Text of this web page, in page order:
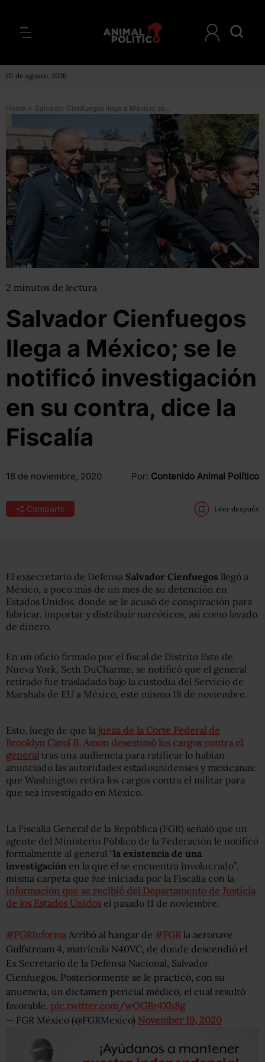
07 de agosto, 2026
Home > Salvador Cienfuegos llega a México; se le notificó investigación en su contra, dice la Fiscalía
2 minutos de lectura
Salvador Cienfuegos
llega a México; se le
notificó investigación
en su contra, dice la
Fiscalía
18 de noviembre, 2020 Por: Contenido Animal Político
Compartir Leer después
El exsecretario de Defensa Salvador Cienfuegos llegó a
México, a poco más de un mes de su detención en
Estados Unidos, donde se le acusó de conspiración para
fabricar, importar y distribuir narcóticos, así como lavado
de dinero.
En un oficio firmado por el fiscal de Distrito Este de
Nueva York, Seth DuCharme, se notificó que el general
retirado fue trasladado bajo la custodia del Servicio de
Marshals de EU a México, este mismo 18 de noviembre.
Esto, luego de que la jueza de la Corte Federal de
Brooklyn Carol B. Amon desestimó los cargos contra el
general tras una audiencia para ratificar lo habían
anunciado las autoridades estadounidenses y mexicanas:
que Washington retira los cargos contra el militar para
que sea investigado en México.
La Fiscalía General de la República (FGR) señaló que un
agente del Ministerio Público de la Federación le notificó
formalmente al general “la existencia de una
investigación en la que él se encuentra involucrado”,
misma carpeta que fue iniciada por la Fiscalía con la
información que se recibió del Departamento de Justicia
de los Estados Unidos el pasado 11 de noviembre.
#FGRInformaArribó al hangar de #FGRla aeronave
Gulfstream 4, matrícula N40VC, de donde descendió el
Ex Secretario de la Defensa Nacional, Salvador
Cienfuegos. Posteriormente se le practicó, con su
anuencia, un dictamen pericial médico, el cual resultó
favorable. pic.twitter.com/wOGBr4Xh8g
— FGR México (@FGRMexico) November 19, 2020